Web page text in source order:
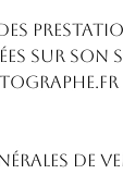
sur son
de